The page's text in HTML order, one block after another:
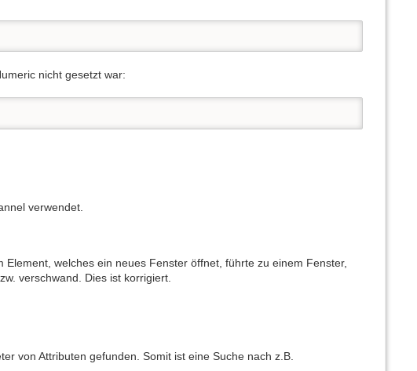
nicht gesetzt war:
verwendet.
welches ein neues Fenster öffnet, führte zu einem Fenster,
verschwand. Dies ist korrigiert.
von Attributen gefunden. Somit ist eine Suche nach z.B.